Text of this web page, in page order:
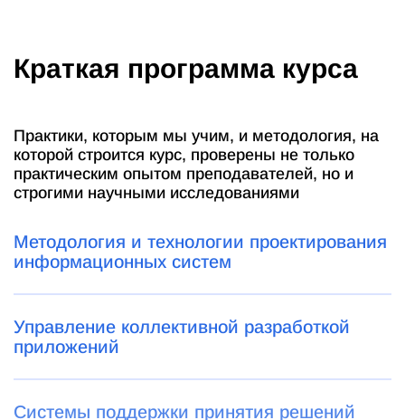
Краткая программа курса
Практики, которым мы учим, и методология, на
которой строится курс, проверены не только
практическим опытом преподавателей, но и
строгими научными исследованиями
Методология и технологии проектирования
информационных систем
Управление коллективной разработкой
приложений
Системы поддержки принятия решений